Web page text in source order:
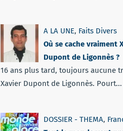
A LA UNE, Faits Divers
Où se cache vraiment
Dupont de Ligonnès ?
16 ans plus tard, toujours aucune
Xavier Dupont de Ligonnès. Pourt...
DOSSIER - THEMA,